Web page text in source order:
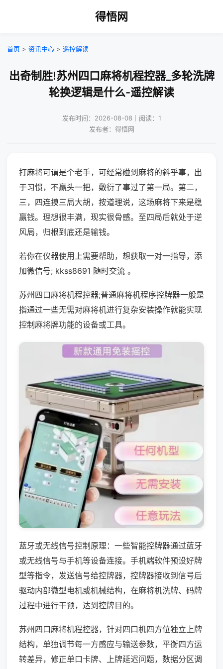
得悟网
首页 > 资讯中心 > 遥控解读
出奇制胜!苏州四口麻将机程控器_多轮洗牌
轮换逻辑是什么-遥控解读
发布时间：2026-08-08｜阅读：1
发布者：得悟网
打麻将可谓是个老手，可经常碰到麻将的斜乎事，出
于习惯，不赢头一把，敷衍了事过了第一局。第二，
三，四连摸三局大胡，按道理说，这场麻将下来是稳
赢钱。理想很丰满，现实很骨感。至四局后就处于逆
风局，归根到底还是输钱。
若你在仪器使用上需要帮助，想获取一对一指导，添
加微信号; kkss8691 随时交流 。
苏州四口麻将机程控器;普通麻将机程序控牌器一般是
指通过一些无需对麻将机进行复杂安装操作就能实现
控制麻将牌功能的设备或工具。
蓝牙或无线信号控制原理：一些智能控牌器通过蓝牙
或无线信号与手机等设备连接。手机端软件预设好牌
型等指令，发送信号给控牌器，控牌器接收到信号后
驱动内部微型电机或机械结构，在麻将机洗牌、码牌
过程中进行干预，达到控牌目的。
苏州四口麻将机程控器，针对四口机四方位独立上牌
结构，单独调节每一方感应与输送参数，平衡四方运
转差异，修正单口卡牌、上牌延迟问题，数据分区调